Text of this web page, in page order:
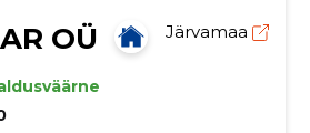
OÜ Järvamaa